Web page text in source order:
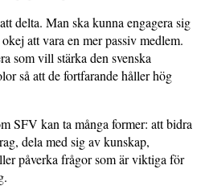
delta. Man ska kunna engagera sig
att vara en mer passiv medlem.
som vill stärka den svenska
så att de fortfarande håller hög
SFV kan ta många former: att bidra
dela med sig av kunskap,
påverka frågor som är viktiga för